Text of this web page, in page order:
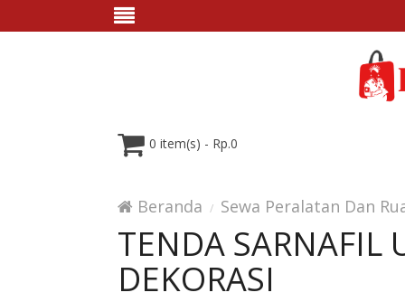
0 item(s) - Rp.0
Beranda Sewa Peralatan Dan
TENDA SARNAFIL
DEKORASI